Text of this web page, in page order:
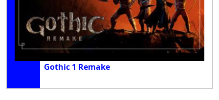
Gothic 1 Remake